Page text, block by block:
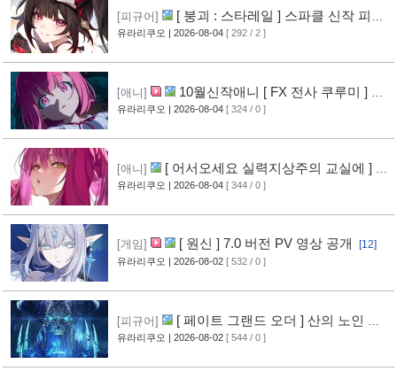
[피규어]
[ 붕괴 : 스타레일 ] 스파클 신작 피규
어 공개
[3]
유라리쿠오 | 2026-08-04 [ 292 / 2 ]
[애니]
10월신작애니 [ FX 전사 쿠루미 ] PV
영상 공개
[5]
유라리쿠오 | 2026-08-04 [ 324 / 0 ]
[애니]
[ 어서오세요 실력지상주의 교실에 ] 블
루레이 VOL.2 표지 공개 [6]
유라리쿠오 | 2026-08-04 [ 344 / 0 ]
[게임] [ 원신 ] 7.0 버전 PV 영상 공개 [12]
유라리쿠오 | 2026-08-02 [ 532 / 0 ]
[피규어]
[ 페이트 그랜드 오더 ] 산의 노인 신
작 피규어 공개 [16]
유라리쿠오 | 2026-08-02 [ 544 / 0 ]